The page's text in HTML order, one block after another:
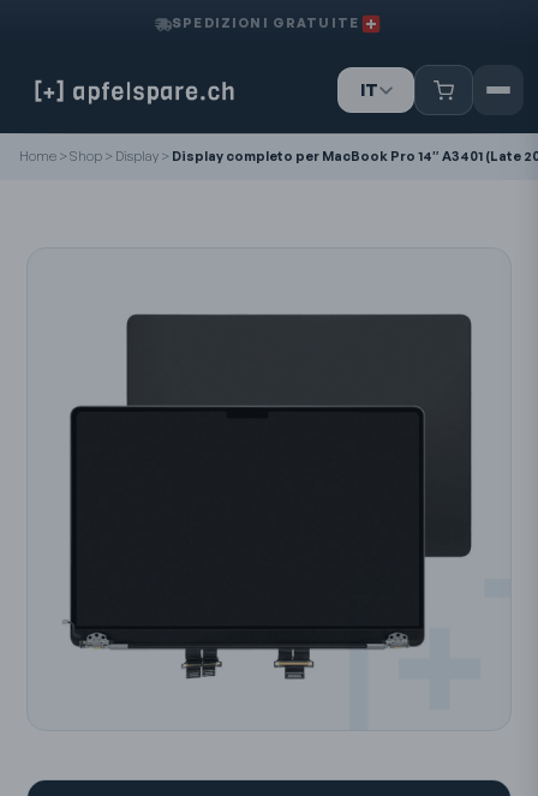
SPEDIZIONI GRATUITE
IT
DE
Home >Shop > Display > Display completo per MacBook Pro 14″ A3401 (Late